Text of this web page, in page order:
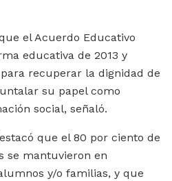
el Acuerdo Educativo
educativa de 2013 y
recuperar la dignidad de
su papel como
social, señaló.
que el 80 por ciento de
se mantuvieron en
y/o familias, y que